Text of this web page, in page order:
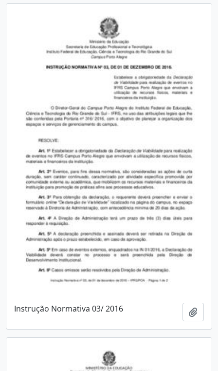
Instrução Normativa 03/ 2016